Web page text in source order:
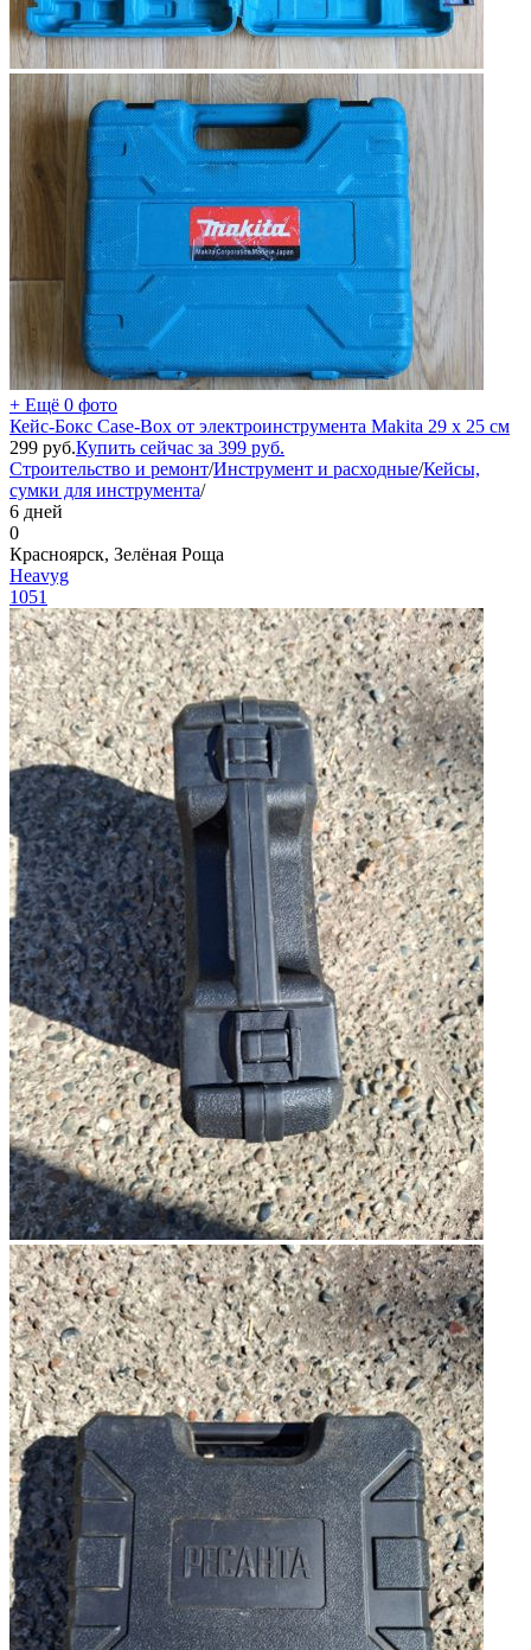
+ Ещё 0 фото
Кейс-Бокс Case-Box от электроинструмента Makita 29 x 25 см
299 руб.Купить сейчас за 399 руб.
Строительство и ремонт/Инструмент и расходные/Кейсы,
сумки для инструмента/
6 дней
0
Красноярск, Зелёная Роща
Heavyg
1051